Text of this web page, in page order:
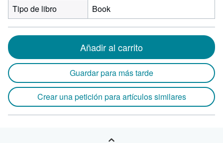
Tipo de libro Book
Añadir al carrito
Guardar para más tarde
Crear una petición para artículos similares